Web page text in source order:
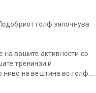
голф започнува
на вашите активности со
тренинзи и
на вештина во голф.